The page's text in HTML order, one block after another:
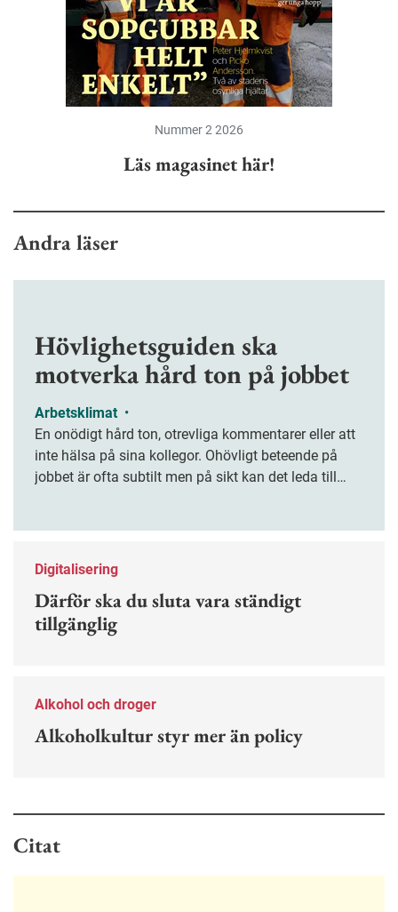
Nummer 2 2026
Läs magasinet här!
Andra läser
Hövlighetsguiden ska
motverka hård ton på jobbet
Arbetsklimat •
En onödigt hård ton, otrevliga kommentarer eller att
inte hälsa på sina kollegor. Ohövligt beteende på
jobbet är ofta subtilt men på sikt kan det leda till
Digitalisering
Därför ska du sluta vara ständigt
tillgänglig
Alkohol och droger
Alkoholkultur styr mer än policy
Citat